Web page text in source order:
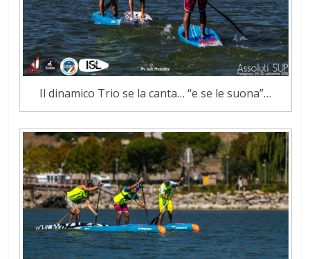
Il dinamico Trio se la canta… “e se le suona”…